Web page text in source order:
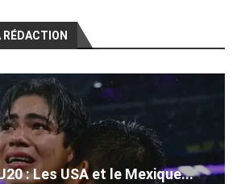
: Les USA et le Mexique...